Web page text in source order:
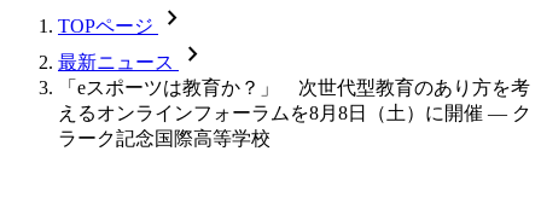
TOPページ chevron_forward
最新ニュース chevron_forward
「eスポーツは教育か？」 次世代型教育のあり方を考
えるオンラインフォーラムを8月8日（土）に開催 — ク
ラーク記念国際高等学校